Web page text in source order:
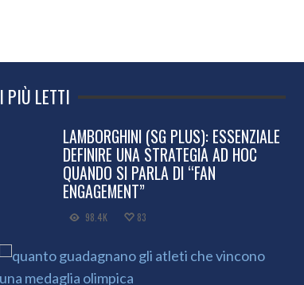
I PIÙ LETTI
LAMBORGHINI (SG PLUS): ESSENZIALE
DEFINIRE UNA STRATEGIA AD HOC
QUANDO SI PARLA DI “FAN
ENGAGEMENT”
98.4K 83